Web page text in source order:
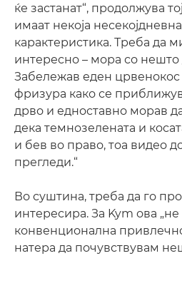
ќе застанат“, продолжува
имаат некоја
карактеристика. Треба да
интересно – мора со нешто
Забележав еден
фризура како се
дрво и едноставно морав
дека темнозелената и
и бев во право, тоа видео
прегледи.“
Во суштина, треба да го
интересира. За Kym ова
конвенционална
натера да почувствувам